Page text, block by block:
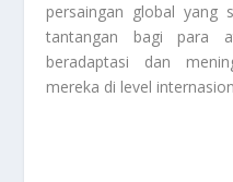
persaingan global yang
tantangan bagi para
beradaptasi dan
mereka di level